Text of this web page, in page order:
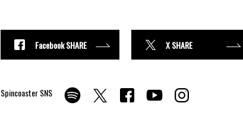
Facebook SHARE X SHARE
Spincoaster SNS